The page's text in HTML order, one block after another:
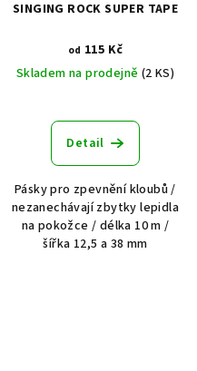
SINGING ROCK SUPER TAPE
od 115 Kč
Skladem na prodejně (2 KS)
Detail
Pásky pro zpevnění kloubů /
nezanechávají zbytky lepidla
na pokožce / délka 10 m /
šířka 12,5 a 38 mm